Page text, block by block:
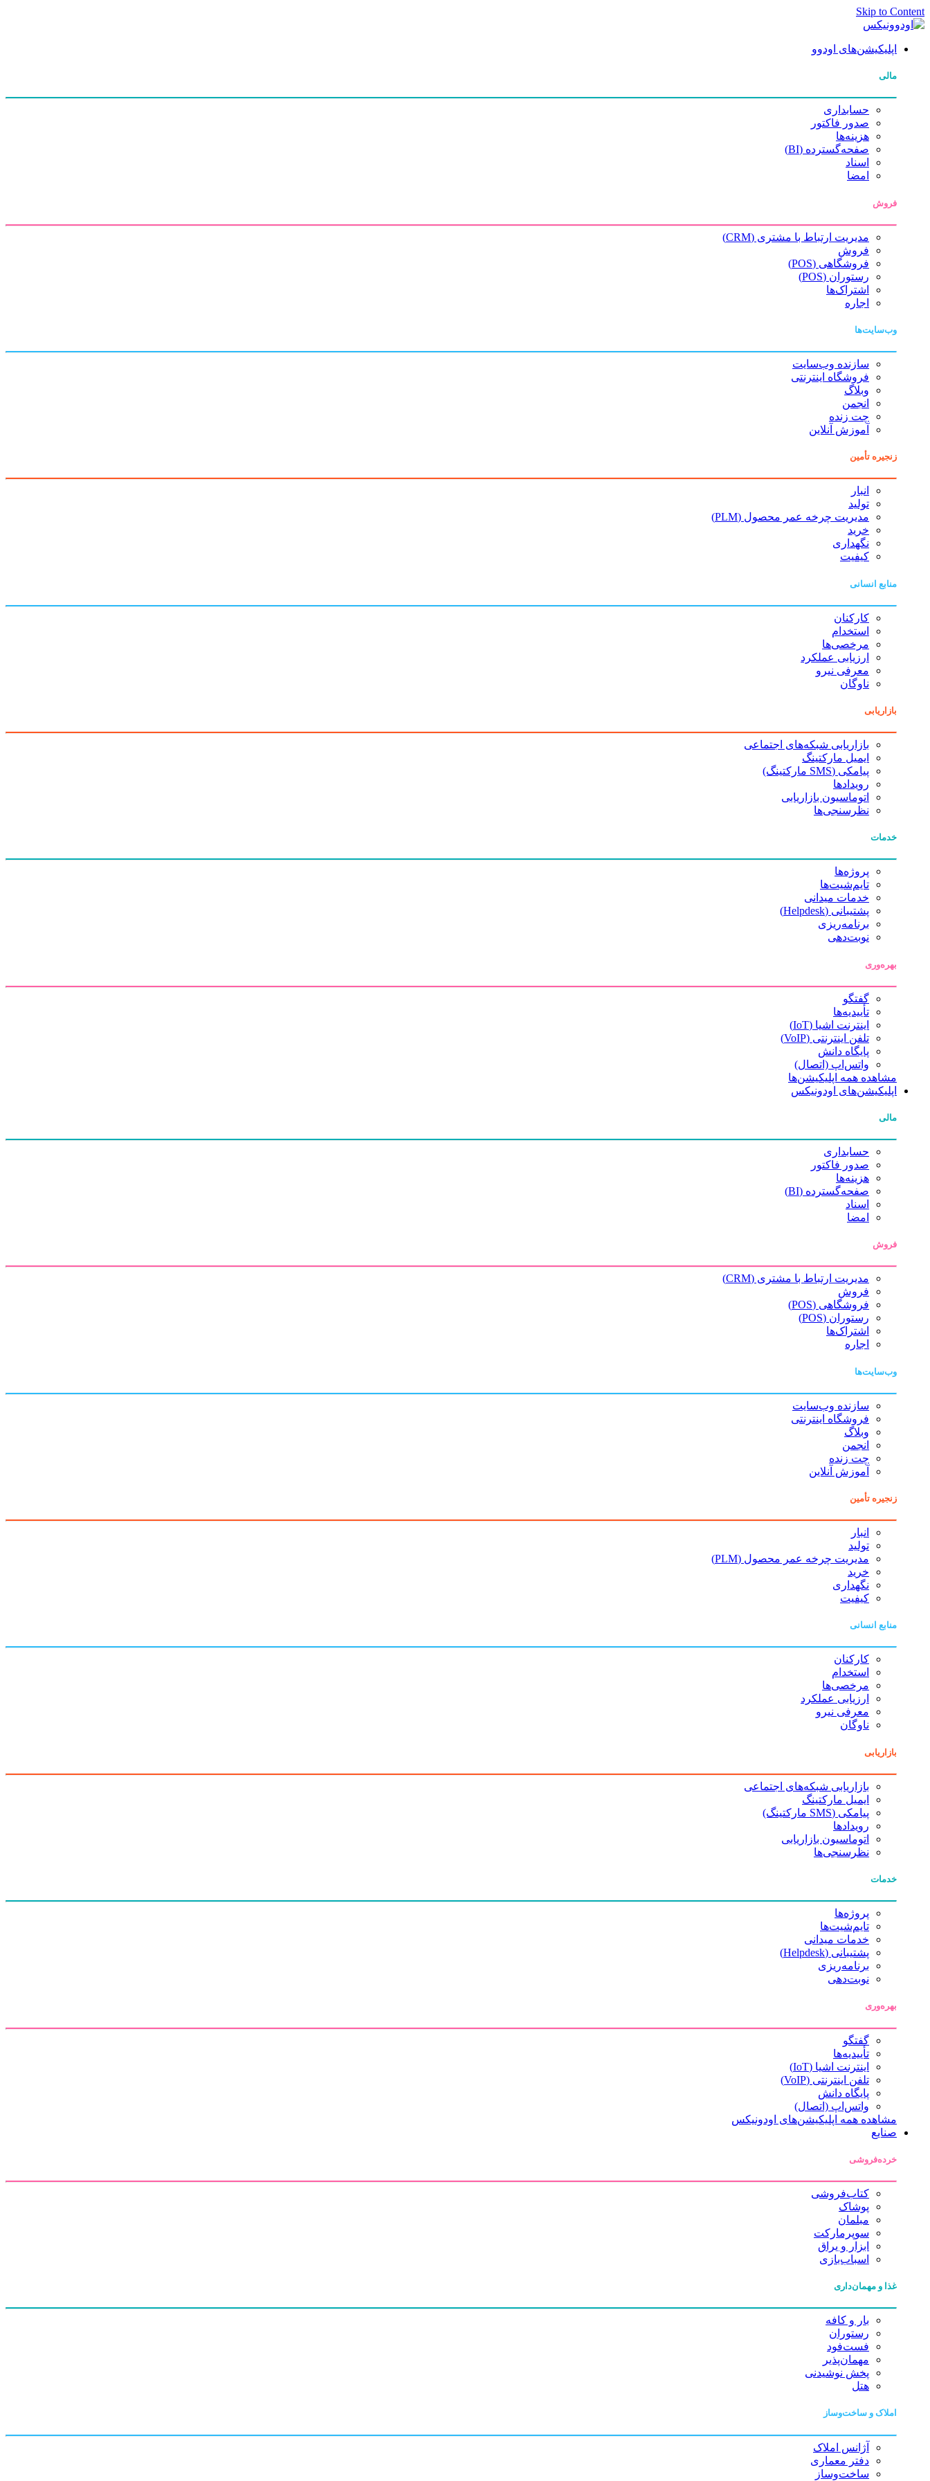
Skip to Content
اپلیکیشن‌های اودوو
مالی
حسابداری
صدور فاکتور
هزینه‌ها
صفحه‌گسترده (BI)
اسناد
امضا
فروش
مدیریت ارتباط با مشتری (CRM)
فروش
فروشگاهی (POS)
رستوران (POS)
اشتراک‌ها
اجاره
وب‌سایت‌ها
سازنده وب‌سایت
فروشگاه اینترنتی
وبلاگ
انجمن
چت زنده
آموزش آنلاین
زنجیره تأمین
انبار
تولید
مدیریت چرخه عمر محصول (PLM)
خرید
نگهداری
کیفیت
منابع انسانی
کارکنان
استخدام
مرخصی‌ها
ارزیابی عملکرد
معرفی نیرو
ناوگان
بازاریابی
بازاریابی شبکه‌های اجتماعی
ایمیل مارکتینگ
پیامکی (SMS مارکتینگ)
رویدادها
اتوماسیون بازاریابی
نظرسنجی‌ها
خدمات
پروژه‌ها
تایم‌شیت‌ها
خدمات میدانی
پشتیبانی (Helpdesk)
برنامه‌ریزی
نوبت‌دهی
بهره‌وری
گفتگو
تأییدیه‌ها
اینترنت اشیا (IoT)
تلفن اینترنتی (VoIP)
پایگاه دانش
واتس‌اپ (اتصال)
مشاهده همه اپلیکیشن‌ها
اپلیکیشن‌های اودونیکس
مالی
حسابداری
صدور فاکتور
هزینه‌ها
صفحه‌گسترده (BI)
اسناد
امضا
فروش
مدیریت ارتباط با مشتری (CRM)
فروش
فروشگاهی (POS)
رستوران (POS)
اشتراک‌ها
اجاره
وب‌سایت‌ها
سازنده وب‌سایت
فروشگاه اینترنتی
وبلاگ
انجمن
چت زنده
آموزش آنلاین
زنجیره تأمین
انبار
تولید
مدیریت چرخه عمر محصول (PLM)
خرید
نگهداری
کیفیت
منابع انسانی
کارکنان
استخدام
مرخصی‌ها
ارزیابی عملکرد
معرفی نیرو
ناوگان
بازاریابی
بازاریابی شبکه‌های اجتماعی
ایمیل مارکتینگ
پیامکی (SMS مارکتینگ)
رویدادها
اتوماسیون بازاریابی
نظرسنجی‌ها
خدمات
پروژه‌ها
تایم‌شیت‌ها
خدمات میدانی
پشتیبانی (Helpdesk)
برنامه‌ریزی
نوبت‌دهی
بهره‌وری
گفتگو
تأییدیه‌ها
اینترنت اشیا (IoT)
تلفن اینترنتی (VoIP)
پایگاه دانش
واتس‌اپ (اتصال)
مشاهده همه اپلیکیشن‌های اودونیکس
صنایع
خرده‌فروشی
کتاب‌فروشی
پوشاک
مبلمان
سوپرمارکت
ابزار و یراق
اسباب‌بازی
غذا و مهمان‌داری
بار و کافه
رستوران
فست‌فود
مهمان‌پذیر
پخش نوشیدنی
هتل
املاک و ساخت‌وساز
آژانس املاک
دفتر معماری
ساخت‌وساز